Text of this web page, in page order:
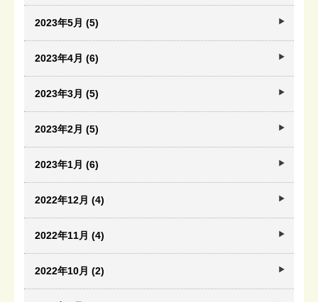
2023年5月 (5)
2023年4月 (6)
2023年3月 (5)
2023年2月 (5)
2023年1月 (6)
2022年12月 (4)
2022年11月 (4)
2022年10月 (2)